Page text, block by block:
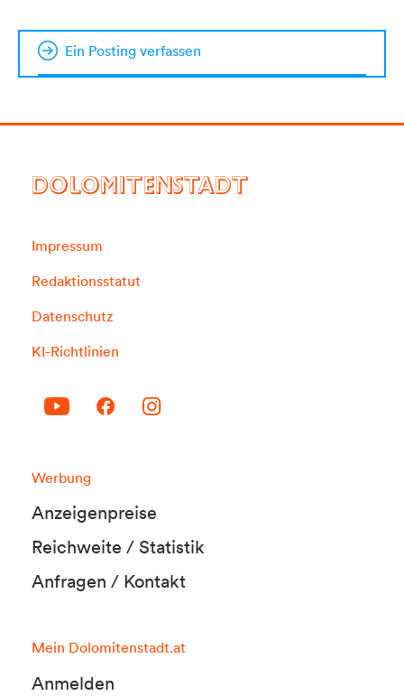
Ein Posting verfassen
DOLOMITENSTADT
Impressum
Redaktionsstatut
Datenschutz
KI-Richtlinien
Werbung
Anzeigenpreise
Reichweite / Statistik
Anfragen / Kontakt
Mein Dolomitenstadt.at
Anmelden